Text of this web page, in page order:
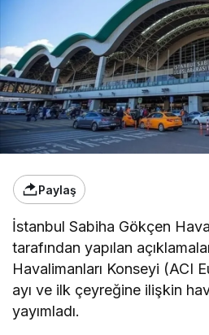
Paylaş
İstanbul Sabiha Gökçen
tarafından yapılan
Havalimanları Konseyi (ACI
ayı ve ilk çeyreğine ilişkin
yayımladı.